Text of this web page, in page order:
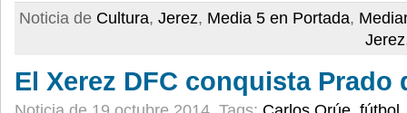
Noticia de Cultura, Jerez, Media 5 en Portada,
Jerez
El Xerez DFC conquista Prado